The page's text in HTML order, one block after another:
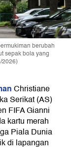
berubah
sepak bola yang
2026)
Christiane
Serikat (AS)
FIFA Gianni
kartu merah
Piala Dunia
di lapangan